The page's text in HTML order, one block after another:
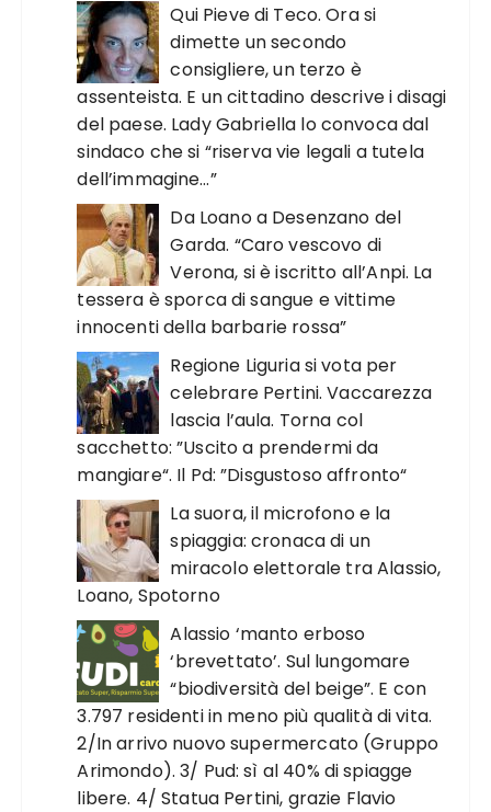
Qui Pieve di Teco. Ora si
dimette un secondo
consigliere, un terzo è
assenteista. E un cittadino descrive i disagi
del paese. Lady Gabriella lo convoca dal
sindaco che si “riserva vie legali a tutela
dell’immagine…”
Da Loano a Desenzano del
Garda. “Caro vescovo di
Verona, si è iscritto all’Anpi. La
tessera è sporca di sangue e vittime
innocenti della barbarie rossa”
Regione Liguria si vota per
celebrare Pertini. Vaccarezza
lascia l’aula. Torna col
sacchetto: ”Uscito a prendermi da
mangiare“. Il Pd: ”Disgustoso affronto“
La suora, il microfono e la
spiaggia: cronaca di un
miracolo elettorale tra Alassio,
Loano, Spotorno
Alassio ‘manto erboso
‘brevettato’. Sul lungomare
“biodiversità del beige”. E con
3.797 residenti in meno più qualità di vita.
2/In arrivo nuovo supermercato (Gruppo
Arimondo). 3/ Pud: sì al 40% di spiagge
libere. 4/ Statua Pertini, grazie Flavio